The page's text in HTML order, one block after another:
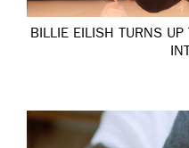
BILLIE EILISH TURNS UP